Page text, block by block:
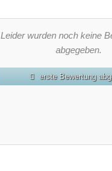
Leider wurden noch keine
abgegeben.
erste Bewertung